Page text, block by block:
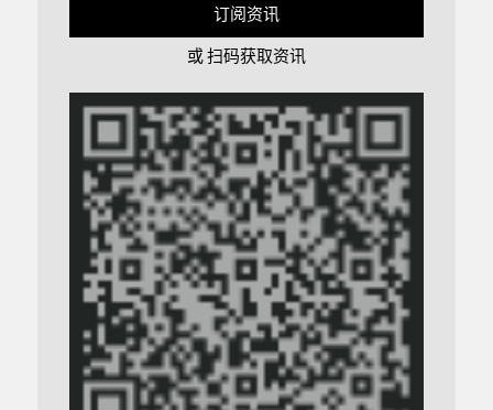
订阅资讯
或 扫码获取资讯